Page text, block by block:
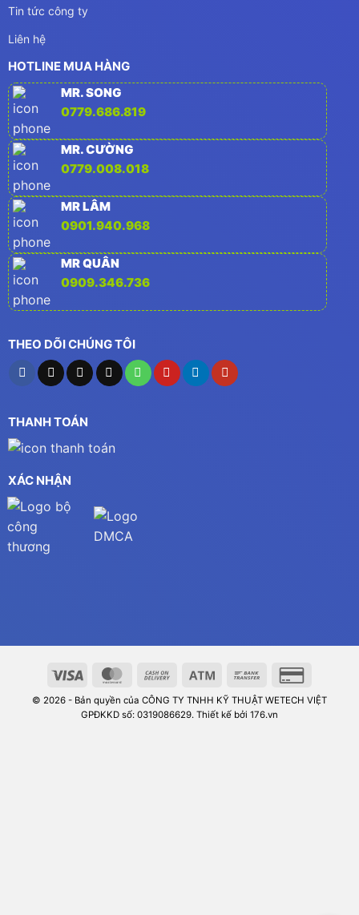
Tin tức công ty
Liên hệ
HOTLINE MUA HÀNG
MR. SONG
0779.686.819
MR. CƯỜNG
0779.008.018
MR LÂM
0901.940.968
MR QUÂN
0909.346.736
THEO DÕI CHÚNG TÔI
THANH TOÁN
XÁC NHẬN
© 2026 - Bản quyền của CÔNG TY TNHH KỸ THUẬT WETECH VIỆT
GPĐKKD số: 0319086629. Thiết kế bởi 176.vn